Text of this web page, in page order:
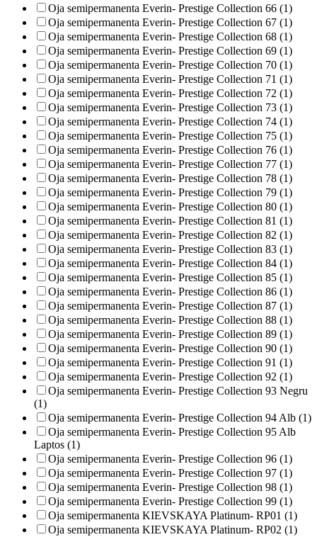
Oja semipermanenta Everin- Prestige Collection 66 (1)
Oja semipermanenta Everin- Prestige Collection 67 (1)
Oja semipermanenta Everin- Prestige Collection 68 (1)
Oja semipermanenta Everin- Prestige Collection 69 (1)
Oja semipermanenta Everin- Prestige Collection 70 (1)
Oja semipermanenta Everin- Prestige Collection 71 (1)
Oja semipermanenta Everin- Prestige Collection 72 (1)
Oja semipermanenta Everin- Prestige Collection 73 (1)
Oja semipermanenta Everin- Prestige Collection 74 (1)
Oja semipermanenta Everin- Prestige Collection 75 (1)
Oja semipermanenta Everin- Prestige Collection 76 (1)
Oja semipermanenta Everin- Prestige Collection 77 (1)
Oja semipermanenta Everin- Prestige Collection 78 (1)
Oja semipermanenta Everin- Prestige Collection 79 (1)
Oja semipermanenta Everin- Prestige Collection 80 (1)
Oja semipermanenta Everin- Prestige Collection 81 (1)
Oja semipermanenta Everin- Prestige Collection 82 (1)
Oja semipermanenta Everin- Prestige Collection 83 (1)
Oja semipermanenta Everin- Prestige Collection 84 (1)
Oja semipermanenta Everin- Prestige Collection 85 (1)
Oja semipermanenta Everin- Prestige Collection 86 (1)
Oja semipermanenta Everin- Prestige Collection 87 (1)
Oja semipermanenta Everin- Prestige Collection 88 (1)
Oja semipermanenta Everin- Prestige Collection 89 (1)
Oja semipermanenta Everin- Prestige Collection 90 (1)
Oja semipermanenta Everin- Prestige Collection 91 (1)
Oja semipermanenta Everin- Prestige Collection 92 (1)
Oja semipermanenta Everin- Prestige Collection 93 Negru
(1)
Oja semipermanenta Everin- Prestige Collection 94 Alb (1)
Oja semipermanenta Everin- Prestige Collection 95 Alb
Laptos (1)
Oja semipermanenta Everin- Prestige Collection 96 (1)
Oja semipermanenta Everin- Prestige Collection 97 (1)
Oja semipermanenta Everin- Prestige Collection 98 (1)
Oja semipermanenta Everin- Prestige Collection 99 (1)
Oja semipermanenta KIEVSKAYA Platinum- RP01 (1)
Oja semipermanenta KIEVSKAYA Platinum- RP02 (1)